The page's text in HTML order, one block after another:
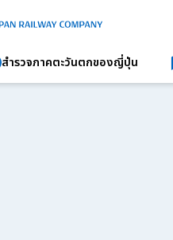
สำรวจภาคตะวันตกของญี่ปุ่น